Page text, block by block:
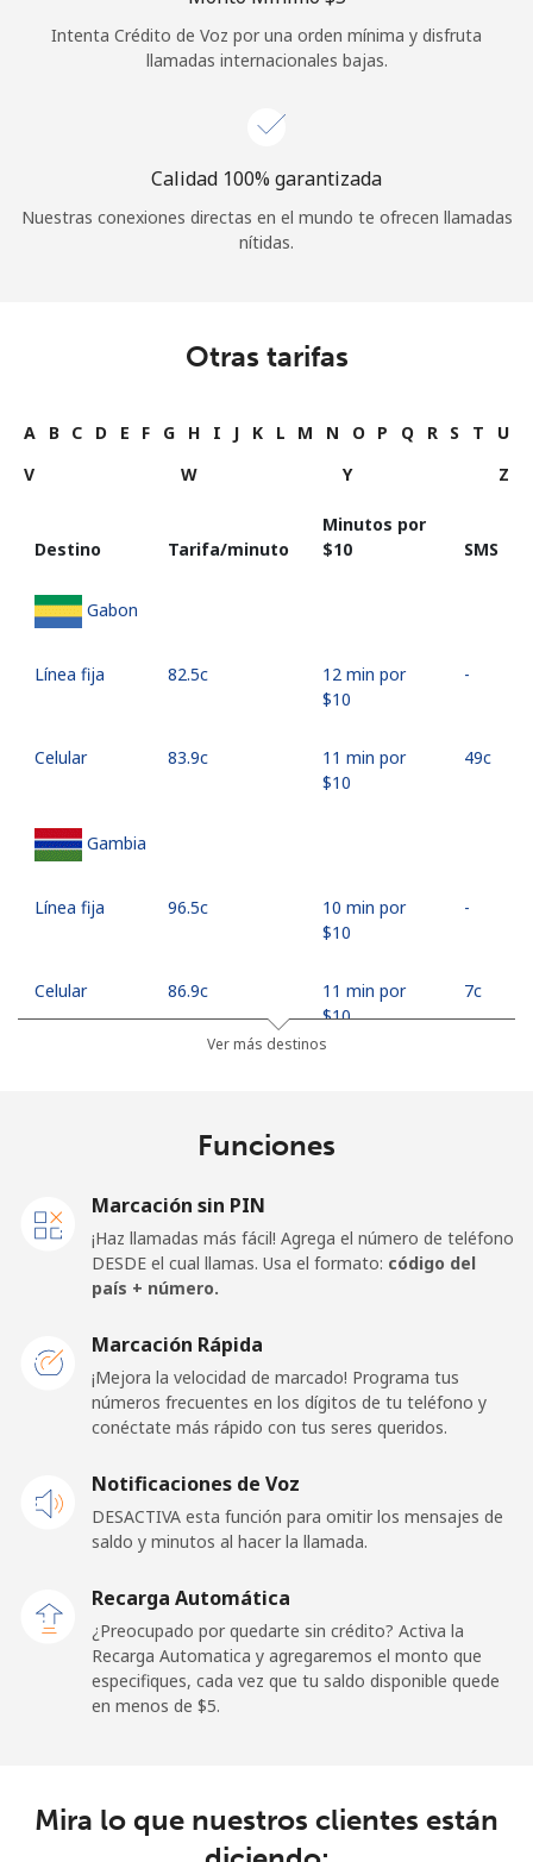
Intenta Crédito de Voz por una orden mínima y disfruta
llamadas internacionales bajas.
Calidad 100% garantizada
Nuestras conexiones directas en el mundo te ofrecen llamadas
nítidas.
Otras tarifas
A B C D E F G H I J K L M N O P Q R S T
U
V
W Y Z
Destino Tarifa/minuto
Minutos por
⁦$10⁩
SMS
Gabon
Línea fija ⁦82.5c⁩
12 min por
⁦$10⁩
-
Celular ⁦83.9c⁩
11 min por
⁦$10⁩
⁦49c⁩
Gambia
Línea fija ⁦96.5c⁩
10 min por
⁦$10⁩
-
Celular ⁦86.9c⁩
11 min por
⁦$10⁩
⁦7c⁩
⁦45.5c⁩
21 min por
Celular
⁦$10⁩
Línea fija ⁦1.5c⁩
665 min por
⁦$10⁩
Ghana
Línea fija ⁦49.9c⁩
⁦$10⁩
⁦37.9c⁩
26 min por
-
Ver más destinos
Funciones
Marcación sin PIN
¡Haz llamadas más fácil! Agrega el número de teléfono
DESDE el cual llamas. Usa el formato: código del
país + número.
Marcación Rápida
¡Mejora la velocidad de marcado! Programa tus
números frecuentes en los dígitos de tu teléfono y
conéctate más rápido con tus seres queridos.
Notificaciones de Voz
DESACTIVA esta función para omitir los mensajes de
saldo y minutos al hacer la llamada.
Recarga Automática
¿Preocupado por quedarte sin crédito? Activa la
Recarga Automatica y agregaremos el monto que
especifiques, cada vez que tu saldo disponible quede
en menos de ⁦$5⁩.
Mira lo que nuestros clientes están